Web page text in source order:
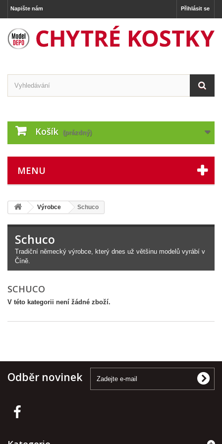
Přihlásit se
Napište nám
Košík (prázdný)
MENU
Výrobce Schuco
Schuco
Tradiční německý výrobce, který dnes už většinu modelů vyrábí v
Číně.
SCHUCO
V této kategorii není žádné zboží.
Odběr novinek